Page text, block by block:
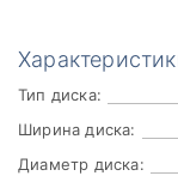
Тип диска:
Ширина диска:
Диаметр диска: